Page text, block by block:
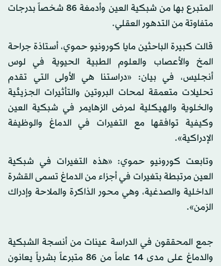
المتبرع بها من شبكية العين وأدمغة 86 شخصاً بدرجات
متفاوتة من التدهور العقلي.
قالت كبيرة الباحثين مايا كورونيو حموي، أستاذة جراحة
المخ والأعصاب والعلوم الطبية الحيوية في لوس
أنجليس، في بيان: «دراستنا هي الأولى التي تقدم
تحليلات متعمقة لمحات البروتين والتأثيرات الجزيئية
والخلوية والهيكلية لمرض الزهايمر في شبكية العين
وكيفية توافقها مع التغيرات في الدماغ والوظيفة
الإدراكية».
وتابعت كورونيو حموي: «هذه التغيرات في شبكية
العين مرتبطة بتغيرات في أجزاء من الدماغ تسمى القشرة
الداخلية والصدغية، وهي محور الذاكرة والملاحة وإدراك
الزمن».
جمع المحققون في الدراسة عينات من أنسجة الشبكية
والدماغ على مدى 14 عاماً من 86 متبرعاً بشرياً يعانون